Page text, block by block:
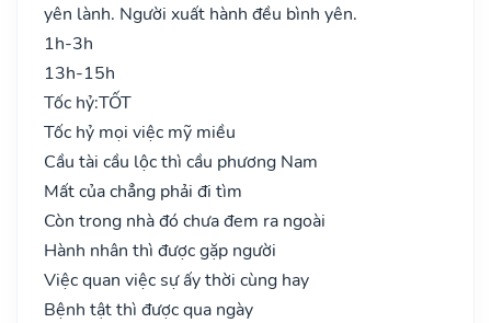
yên lành. Người xuất hành đều bình yên.
1h-3h
13h-15h
Tốc hỷ:TỐT
Tốc hỷ mọi việc mỹ miều
Cầu tài cầu lộc thì cầu phương Nam
Mất của chẳng phải đi tìm
Còn trong nhà đó chưa đem ra ngoài
Hành nhân thì được gặp người
Việc quan việc sự ấy thời cùng hay
Bệnh tật thì được qua ngày